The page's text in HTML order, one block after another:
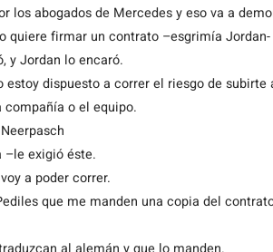
los abogados de Mercedes y eso va a
quiere firmar un contrato –esgrimía
y Jordan lo encaró.
estoy dispuesto a correr el riesgo de
compañía o el equipo.
–le exigió éste.
a poder correr.
que me manden una copia del